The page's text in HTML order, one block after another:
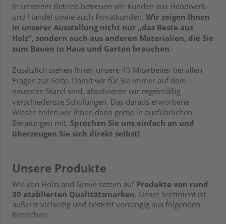
In unserem Betrieb betreuen wir Kunden aus Handwerk
und Handel sowie auch Privatkunden. Wir zeigen Ihnen
in unserer Ausstellung nicht nur „das Beste aus
Holz“, sondern auch aus anderen Materialien, die Sie
zum Bauen in Haus und Garten brauchen.
Zusätzlich stehen Ihnen unsere 40 Mitarbeiter bei allen
Fragen zur Seite. Damit wir für Sie immer auf dem
neuesten Stand sind, absolvieren wir regelmäßig
verschiedenste Schulungen. Das daraus erworbene
Wissen teilen wir Ihnen dann gerne in ausführlichen
Beratungen mit. Sprechen Sie uns einfach an und
überzeugen Sie sich direkt selbst!
Unsere Produkte
Wir von HolzLand Greve setzen auf Produkte von rund
30 etablierten Qualitätsmarken. Unser Sortiment ist
äußerst vielseitig und besteht vorrangig aus folgenden
Bereichen: